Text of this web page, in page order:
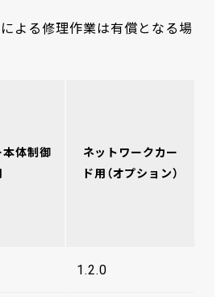
よる修理作業は有償となる場
本体制御
ネットワークカー
ド用（オプション）
1.2.0